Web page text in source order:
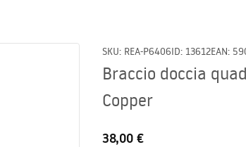
SKU: REA-P6406ID: 13612EAN:
Braccio doccia
Copper
38,00 €